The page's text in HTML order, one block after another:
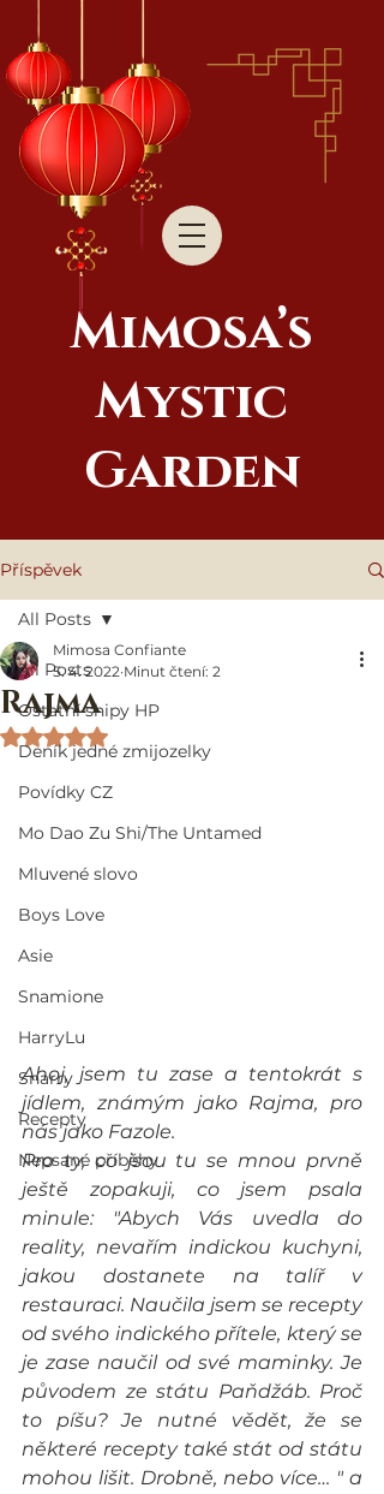
Mimosa’s
Mystic
Garden
Příspěvek
All Posts
Ostatní shipy HP
Deník jedné zmijozelky
Povídky CZ
Mo Dao Zu Shi/The Untamed
Mluvené slovo
Boys Love
Asie
Snamione
HarryLu
Snarry
Recepty
Nepsané příběhy
All Posts
Rajma
Mimosa Confiante
5. 4. 2022 Minut čtení: 2
Hodnoceno NaN z 5 hvězdiček.
Ahoj, jsem tu zase a tentokrát s
jídlem, známým jako Rajma, pro
nás jako Fazole.
Pro ty, co jsou tu se mnou prvně
ještě zopakuji, co jsem psala
minule: "Abych Vás uvedla do
reality, nevařím indickou kuchyni,
jakou dostanete na talíř v
restauraci. Naučila jsem se recepty
od svého indického přítele, který se
je zase naučil od své maminky. Je
původem ze státu Paňdžáb. Proč
to píšu? Je nutné vědět, že se
některé recepty také stát od státu
mohou lišit. Drobně, nebo více… " a